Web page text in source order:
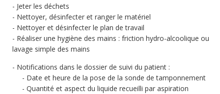
Jeter les déchets
Nettoyer, désinfecter et ranger le matériel
Nettoyer et désinfecter le plan de travail
Réaliser une hygiène des mains : friction hydro-alcoolique ou
lavage simple des mains
Notifications dans le dossier de suivi du patient :
Date et heure de la pose de la sonde de tamponnement
Quantité et aspect du liquide recueilli par aspiration